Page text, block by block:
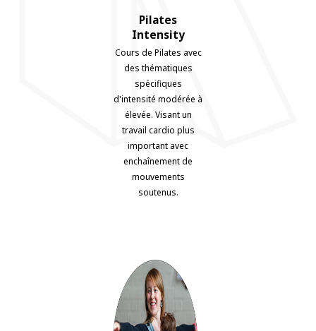
Pilates
Intensity
Cours de Pilates avec
des thématiques
spécifiques
d'intensité modérée à
élevée. Visant un
travail cardio plus
important avec
enchaînement de
mouvements
soutenus.